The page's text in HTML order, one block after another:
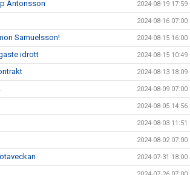
Antonsson 2024-08-19 17:59
2024-08-16 07:00
Samuelsson! 2024-08-15 16:00
idrott 2024-08-15 10:49
2024-08-13 18:09
2024-08-09 07:00
2024-08-05 14:56
2024-08-03 11:51
2024-08-02 07:00
2024-07-31 18:00